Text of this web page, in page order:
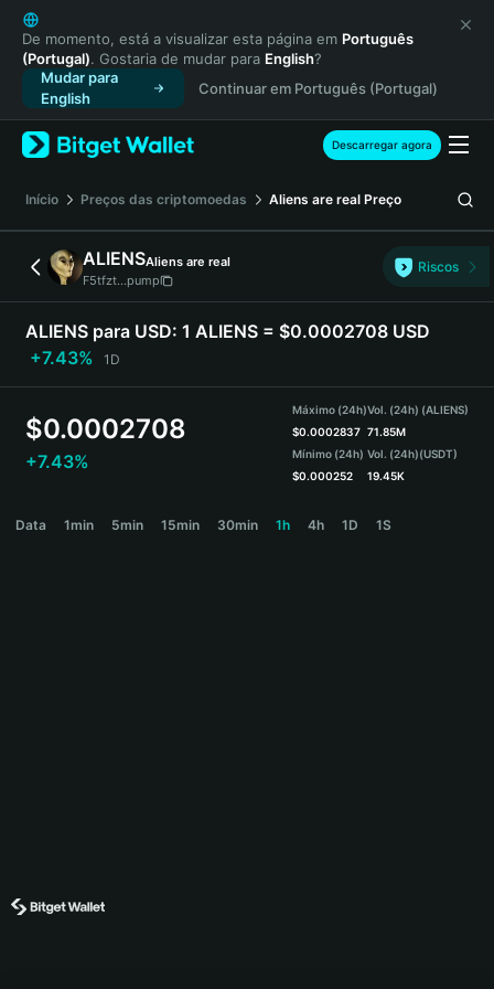
English
日本語
Tiếng Việt
Русский
Español (Latinoamérica)
Türkçe
Français
Deutsch
简体中文
繁體中文
Português (Portugal)
Bahasa Indonesia
ภาษาไทย
हिन्दी
Español
Português (Brasil)
De momento, está a visualizar esta página em Português
(Portugal). Gostaria de mudar para English?
Mudar para
English
Continuar em Português (Portugal)
Descarregar agora
Início Preços das criptomoedas Aliens are real Preço
ALIENSAliens are real
F5tfzt...pump
Riscos
ALIENS para USD: 1 ALIENS = $0.0002708 USD
+7.43%
1D
$0.0002708
+7.43%
Máximo (24h)
$0.0002837
Mínimo (24h)
$0.000252
Vol. (24h) (ALIENS)
71.85M
Vol. (24h)(USDT)
19.45K
Data 1min 5min 15min 30min 1h 4h 1D 1S